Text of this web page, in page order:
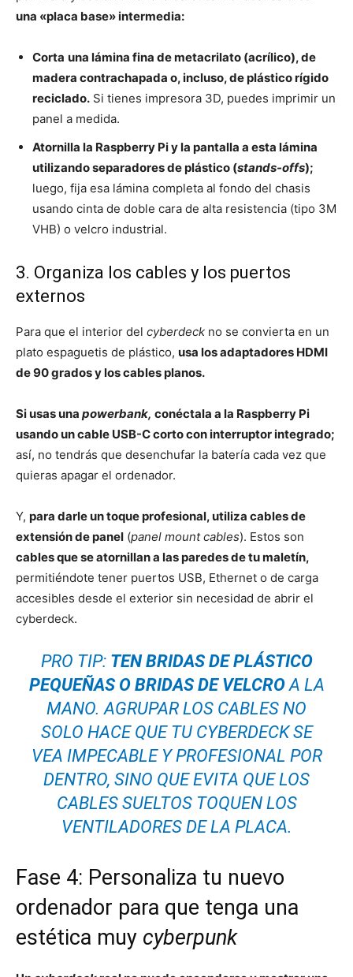
una «placa base» intermedia:
Corta una lámina fina de metacrilato (acrílico), de
madera contrachapada o, incluso, de plástico rígido
reciclado. Si tienes impresora 3D, puedes imprimir un
panel a medida.
Atornilla la Raspberry Pi y la pantalla a esta lámina
utilizando separadores de plástico (stands-offs);
luego, fija esa lámina completa al fondo del chasis
usando cinta de doble cara de alta resistencia (tipo 3M
VHB) o velcro industrial.
3. Organiza los cables y los puertos
externos
Para que el interior del cyberdeck no se convierta en un
plato espaguetis de plástico, usa los adaptadores HDMI
de 90 grados y los cables planos.
Si usas una powerbank, conéctala a la Raspberry Pi
usando un cable USB-C corto con interruptor integrado;
así, no tendrás que desenchufar la batería cada vez que
quieras apagar el ordenador.
Y, para darle un toque profesional, utiliza cables de
extensión de panel (panel mount cables). Estos son
cables que se atornillan a las paredes de tu maletín,
permitiéndote tener puertos USB, Ethernet o de carga
accesibles desde el exterior sin necesidad de abrir el
cyberdeck.
PRO TIP: TEN BRIDAS DE PLÁSTICO
PEQUEÑAS O BRIDAS DE VELCROA LA
MANO. AGRUPAR LOS CABLES NO
SOLO HACE QUE TU CYBERDECK SE
VEA IMPECABLE Y PROFESIONAL POR
DENTRO, SINO QUE EVITA QUE LOS
CABLES SUELTOS TOQUEN LOS
VENTILADORES DE LA PLACA.
Fase 4: Personaliza tu nuevo
ordenador para que tenga una
estética muy cyberpunk